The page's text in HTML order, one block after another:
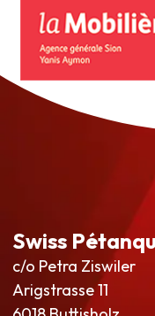
Swiss
c/o Petra Ziswiler
Arigstrasse 11